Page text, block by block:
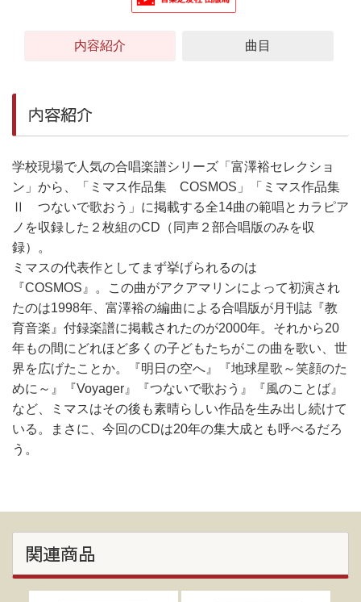
内容紹介 曲目
内容紹介
学校現場で人気の合唱楽譜シリーズ「富澤裕セレクショ
ン」から、「ミマス作品集 COSMOS」「ミマス作品集
Ⅱ つないで歌おう」に掲載する全14曲の範唱とカラピア
ノを収録した２枚組のCD（同声２部合唱版のみを収
録）。
ミマスの代表作としてまず挙げられるのは
『COSMOS』。この曲がアクアマリンによって初演され
たのは1998年、富澤裕の編曲による合唱版が月刊誌『教
育音楽』付録楽譜に掲載されたのが2000年。それから20
年もの間にどれほど多くの子どもたちがこの曲を歌い、世
界を広げたことか。『明日の空へ』『地球星歌～笑顔のた
めに～』『Voyager』『つないで歌おう』『風のことば』
など、ミマスはその後も素晴らしい作品を生み出し続けて
いる。まさに、今回のCDは20年の集大成とも呼べるだろ
う。
関連商品